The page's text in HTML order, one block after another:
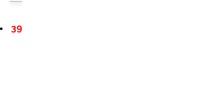
39